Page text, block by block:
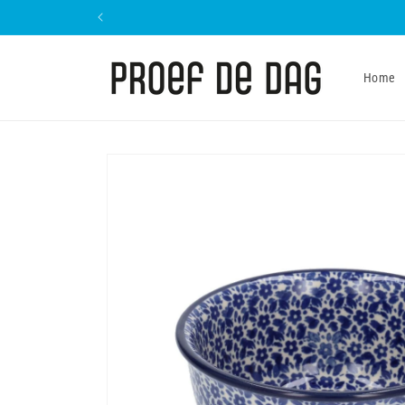
content
Home